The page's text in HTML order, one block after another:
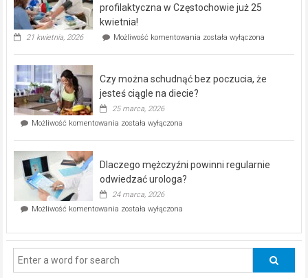
dla
profilaktyczna w Częstochowie już 25
kwietnia!
21 kwietnia, 2026 Możliwość komentowania „Zdrowie
bezpłatna
została wyłączona
Czy można schudnąć bez poczucia, że
jesteś ciągle na diecie?
25 marca, 2026
Możliwość komentowania Czy
poczucia,
że
ciągle
na
została wyłączona
Dlaczego mężczyźni powinni regularnie
odwiedzać urologa?
24 marca, 2026
Możliwość komentowania Dlaczego
regularnie
została wyłączona